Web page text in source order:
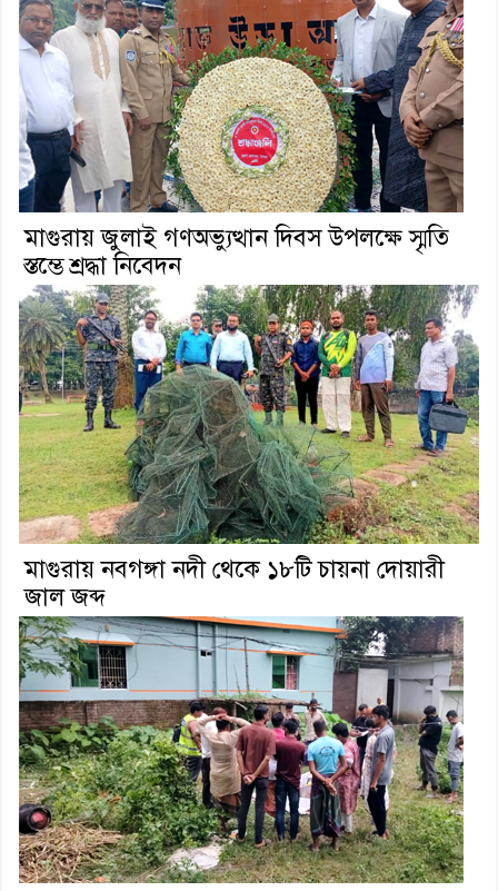
মাগুরায় জুলাই গণঅভ্যুত্থান দিবস উপলক্ষে স্মৃতি
স্তম্ভে শ্রদ্ধা নিবেদন
মাগুরায় নবগঙ্গা নদী থেকে ১৮টি চায়না দোয়ারী
জাল জব্দ